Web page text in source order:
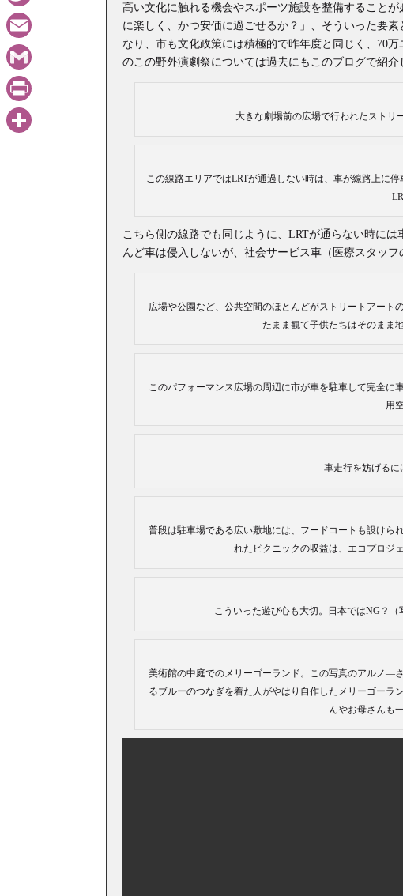
高い文化に触れる機会やスポーツ施設を整備すること
に楽しく、かつ安価に過ごせるか？」、そういった要
なり、市も文化政策には積極的で昨年度と同じく、70
のこの野外演劇祭については過去にもこのブログで紹
大きな劇場前の広場で行われたストリ
この線路エリアではLRTが通過しない時は、車が線路上に
こちら側の線路でも同じように、LRTが通らない時に
んど車は侵入しないが、社会サービス車（医療スタッ
広場や公園など、公共空間のほとんどがストリートアート
たまま観て子供たちはそのまま
このパフォーマンス広場の周辺に市が車を駐車して完全
用
車走行を妨げるに
普段は駐車場である広い敷地には、フードコートも設けら
れたピクニックの収益は、エコプロジ
こういった遊び心も大切。日本ではNG？（
美術館の中庭でのメリーゴーランド。この写真のアルノ―
るブルーのつなぎを着た人がやはり自作したメリーゴーラ
んやお母さんも
Twitter
Email
Gmail
PrintFriendly